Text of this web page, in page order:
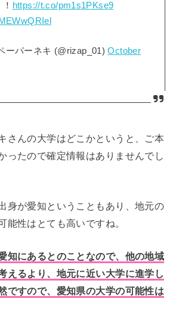
https://t.co/pm1s1PKse9
ーパーネキ (@rizap_01)October
さんの大学はどこかというと、ご本
ったので確定情報はありませんでし
身が愛知ということもあり、地元の
能性はとても高いですね。
知にあるとのことなので、他の地域
えるより、地元に近い大学に進学し
ですので、愛知県の大学の可能性は